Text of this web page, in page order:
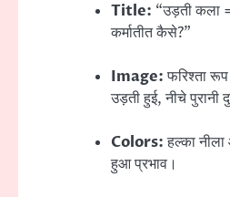
Title: “उड़ती कला
कर्मातीत कैसे?”
Image:फरिश्ता
उड़ती हुई, नीचे पुरानी
Colors:हल्का
हुआ प्रभाव।